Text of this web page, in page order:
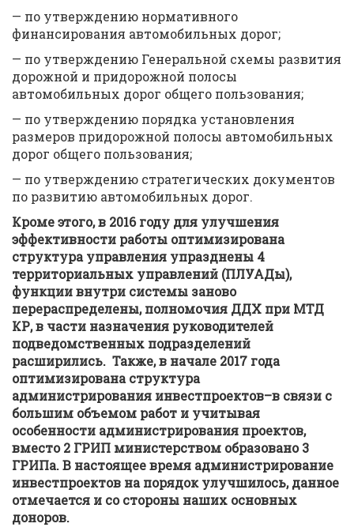
— по утверждению нормативного
финансирования автомобильных дорог;
— по утверждению Генеральной схемы развития
дорожной и придорожной полосы
автомобильных дорог общего пользования;
— по утверждению порядка установления
размеров придорожной полосы автомобильных
дорог общего пользования;
— по утверждению стратегических документов
по развитию автомобильных дорог.
Кроме этого, в 2016 году для улучшения
эффективности работы оптимизирована
структура управления упразднены 4
территориальных управлений (ПЛУАДы),
функции внутри системы заново
перераспределены, полномочия ДДХ при МТД
КР, в части назначения руководителей
подведомственных подразделений
расширились. Также, в начале 2017 года
оптимизирована структура
администрирования инвестпроектов–в связи с
большим объемом работ и учитывая
особенности администрирования проектов,
вместо 2 ГРИП министерством образовано 3
ГРИПа. В настоящее время администрирование
инвестпроектов на порядок улучшилось, данное
отмечается и со стороны наших основных
доноров.